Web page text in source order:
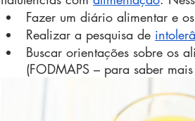
Fazer um diário alimentar e
Realizar a pesquisa de
Buscar orientações sobre os
(FODMAPS – para saber